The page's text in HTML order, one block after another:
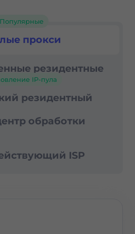
прокси
Популярные
резидентные
резидентный
IP-пула
обработки
ISP
прокси